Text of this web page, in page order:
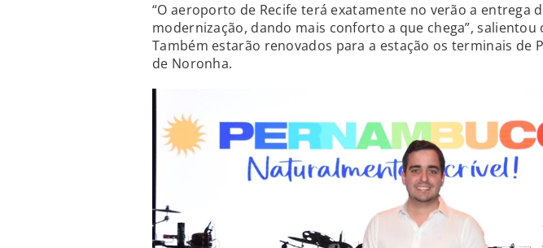
“O aeroporto de Recife terá exatamente no verão a entrega
modernização, dando mais conforto a que chega”, salientou
Também estarão renovados para a estação os terminais de
de Noronha.